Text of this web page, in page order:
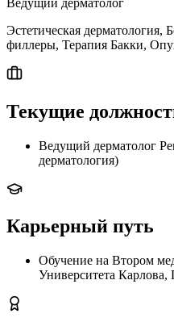
Эстетическая дерматология,
филлеры, Терапия Бакки,
Текущие
Ведущий дерматолог
дерматология)
Карьерный путь
Обучение на Втором
Университета Карлова,